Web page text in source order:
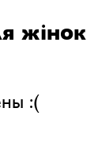
жінок
:(